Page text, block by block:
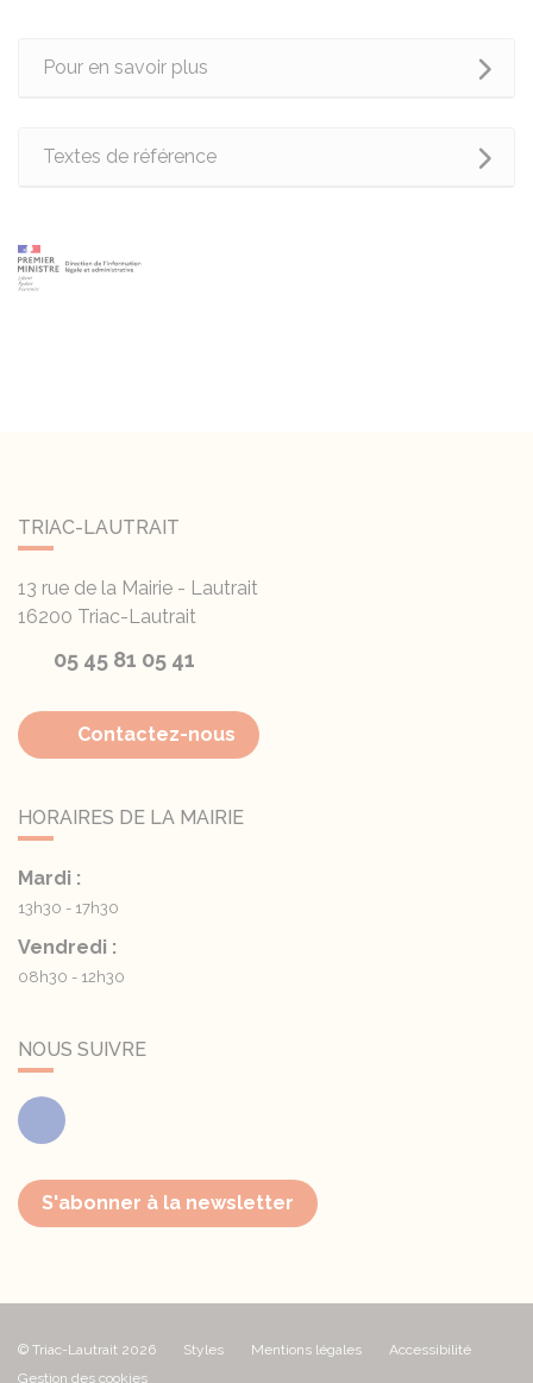
Pour en savoir plus
Textes de référence
TRIAC-LAUTRAIT
13 rue de la Mairie - Lautrait
16200 Triac-Lautrait
05 45 81 05 41
Contactez-nous
HORAIRES DE LA MAIRIE
Mardi :
13h30 - 17h30
Vendredi :
08h30 - 12h30
NOUS SUIVRE
Facebook
S'abonner à la newsletter
© Triac-Lautrait 2026 Styles Mentions légales
Accessibilité
Gestion des cookies